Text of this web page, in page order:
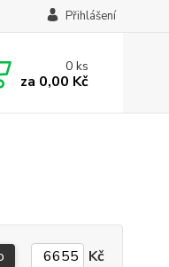
Přihlášení
0ks
za 0,00 Kč
Kč